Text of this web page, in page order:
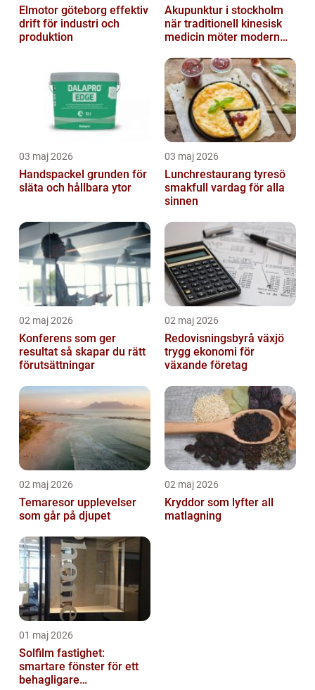
Elmotor göteborg effektiv
drift för industri och
produktion
Akupunktur i stockholm
när traditionell kinesisk
medicin möter modern
03 maj 2026
Handspackel grunden för
släta och hållbara ytor
03 maj 2026
Lunchrestaurang tyresö
smakfull vardag för alla
sinnen
02 maj 2026
Konferens som ger
resultat så skapar du rätt
förutsättningar
02 maj 2026
Redovisningsbyrå växjö
trygg ekonomi för
växande företag
02 maj 2026
Temaresor upplevelser
som går på djupet
02 maj 2026
Kryddor som lyfter all
matlagning
01 maj 2026
Solfilm fastighet:
smartare fönster för ett
behagligare